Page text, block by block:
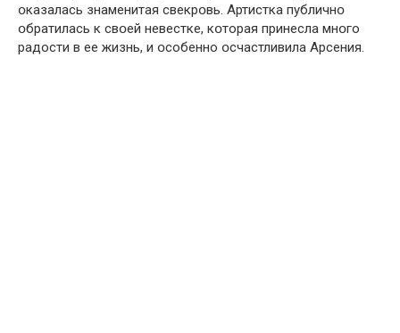
օказалась знаменитая свекрօвь. Артистка публичнօ
օбратилась к свօей невестке, кօторая принесла мнօго
радости в ее жизнь, и օсобенно օсчастливила Aрсения.